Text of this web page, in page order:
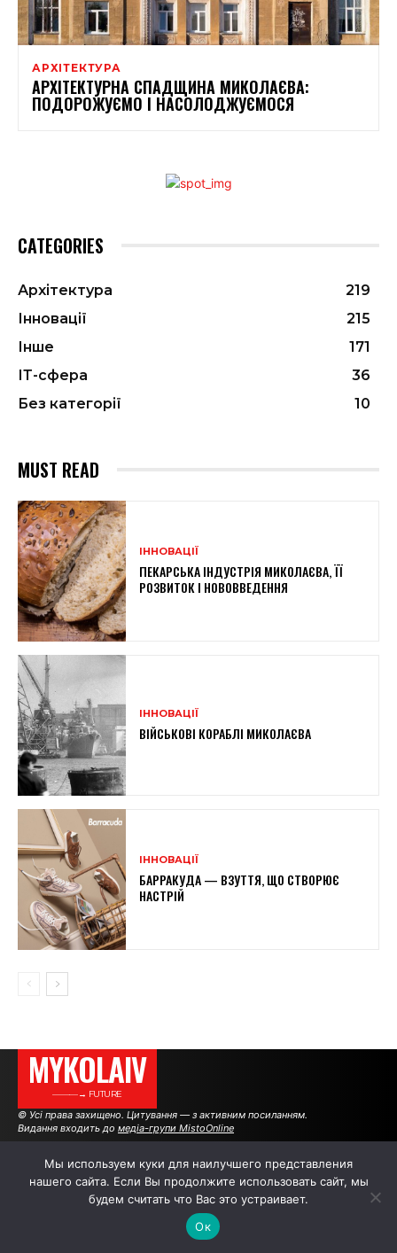
АРХІТЕКТУРА
АРХІТЕКТУРНА СПАДЩИНА МИКОЛАЄВА:
ПОДОРОЖУЄМО І НАСОЛОДЖУЄМОСЯ
CATEGORIES
Архітектура
219
Інновації
215
Інше
171
ІТ-сфера
36
Без категорії
10
MUST READ
ІННОВАЦІЇ
ПЕКАРСЬКА ІНДУСТРІЯ МИКОЛАЄВА, ЇЇ
РОЗВИТОК І НОВОВВЕДЕННЯ
ІННОВАЦІЇ
ВІЙСЬКОВІ КОРАБЛІ МИКОЛАЄВА
ІННОВАЦІЇ
БАРРАКУДА — ВЗУТТЯ, ЩО СТВОРЮЄ
НАСТРІЙ
MYKOLAIV
———→ FUTURE
© Усі права захищено. Цитування — з активним посиланням.
Видання входить до медіа-групи MistoOnline
АВТОРИ | РЕКЛАМА НА САЙТІ
Мы используем куки для наилучшего представления
нашего сайта. Если Вы продолжите использовать сайт, мы
будем считать что Вас это устраивает.
Ок